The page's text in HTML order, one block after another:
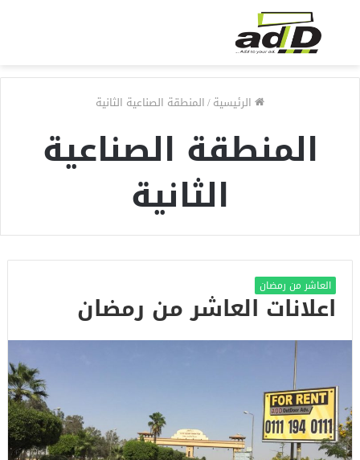
الرئيسية/المنطقة الصناعية الثانية
المنطقة الصناعية
الثانية
العاشر من رمضان
اعلانات العاشر من رمضان